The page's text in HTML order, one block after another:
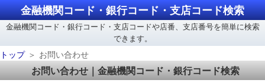
金融機関コード・銀行コード・支店コード検索
金融機関コード・銀行コード・支店コードや店番、支店番号を簡単に検索
できます。
トップ
お問い合わせ
お問い合わせ｜金融機関コード・銀行コード検索